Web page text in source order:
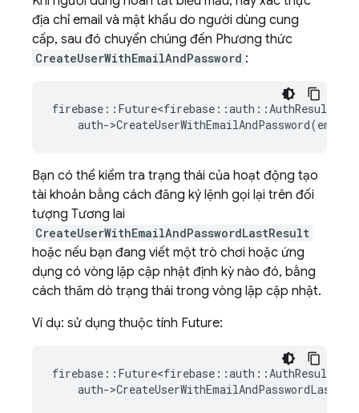
địa chỉ email và mật khẩu do người dùng cung
cấp, sau đó chuyển chúng đến Phương thức
CreateUserWithEmailAndPassword :
firebase :: Future<firebase ::auth ::AuthResult
auth->CreateUserWithEmailAndPassword(email
Bạn có thể kiểm tra trạng thái của hoạt động tạo
tài khoản bằng cách đăng ký lệnh gọi lại trên đối
tượng Tương lai
CreateUserWithEmailAndPasswordLastResult
hoặc nếu bạn đang viết một trò chơi hoặc ứng
dụng có vòng lặp cập nhật định kỳ nào đó, bằng
cách thăm dò trạng thái trong vòng lặp cập nhật.
Ví dụ: sử dụng thuộc tính Future:
firebase :: Future<firebase ::auth ::AuthResult
auth->